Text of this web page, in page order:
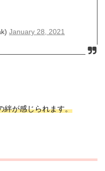
January 28, 2021
絆が感じられます。